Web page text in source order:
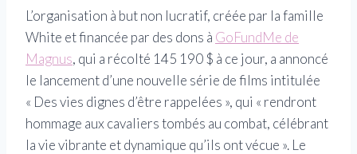
L’organisation à but non lucratif, créée par la famille
White et financée par des dons à GoFundMe de
Magnus, qui a récolté 145 190 $ à ce jour, a annoncé
le lancement d’une nouvelle série de films intitulée
« Des vies dignes d’être rappelées », qui « rendront
hommage aux cavaliers tombés au combat, célébrant
la vie vibrante et dynamique qu’ils ont vécue ». Le